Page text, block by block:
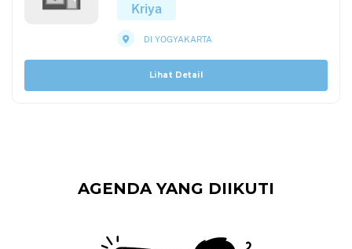
Kriya
DI YOGYAKARTA
Lihat Detail
AGENDA YANG DIIKUTI